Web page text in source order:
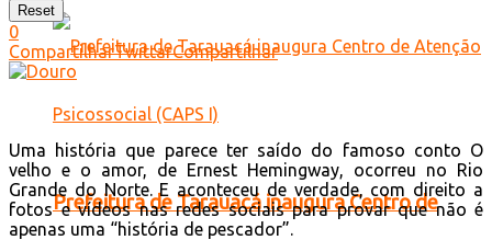
Prefeitura de Tarauacá inaugura Centro de
Reset
0
CompartilharTwittarCompartilhar
Uma história que parece ter saído do famoso conto O
velho e o amor, de Ernest Hemingway, ocorreu no Rio
Grande do Norte. E aconteceu de verdade, com direito a
fotos e vídeos nas redes sociais para provar que não é
apenas uma “história de pescador”.